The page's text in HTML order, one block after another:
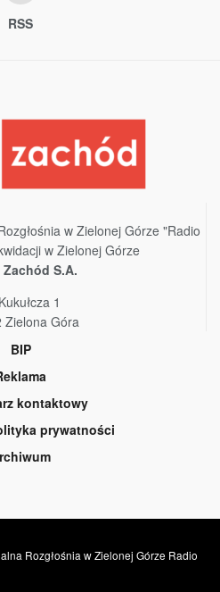
RSS
w Zielonej Górze "Radio
w Zielonej Górze
S.A.
1
Zielona Góra
BIP
kontaktowy
prywatności
Rozgłośnia w Zielonej Górze Radio